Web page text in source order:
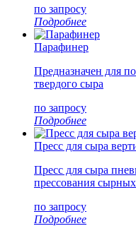
по запросу
Подробнее
Парафинер
Предназначен для
твердого сыра
по запросу
Подробнее
Пресс для сыра
Пресс для сыра
прессования
по запросу
Подробнее